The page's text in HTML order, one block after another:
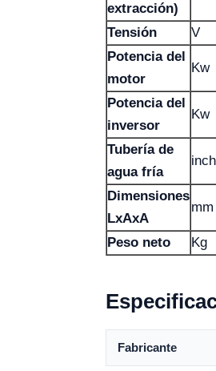
extracción)
Tensión V
Potencia del
motor
Kw
Potencia del
inversor
Kw
Tubería de
agua fría
inch
Dimensiones
LxAxA
mm
Peso neto Kg
Fabricante